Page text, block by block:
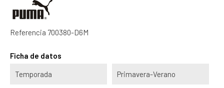
Referencia 700380-D6M
Ficha de datos
Temporada Primavera-Verano